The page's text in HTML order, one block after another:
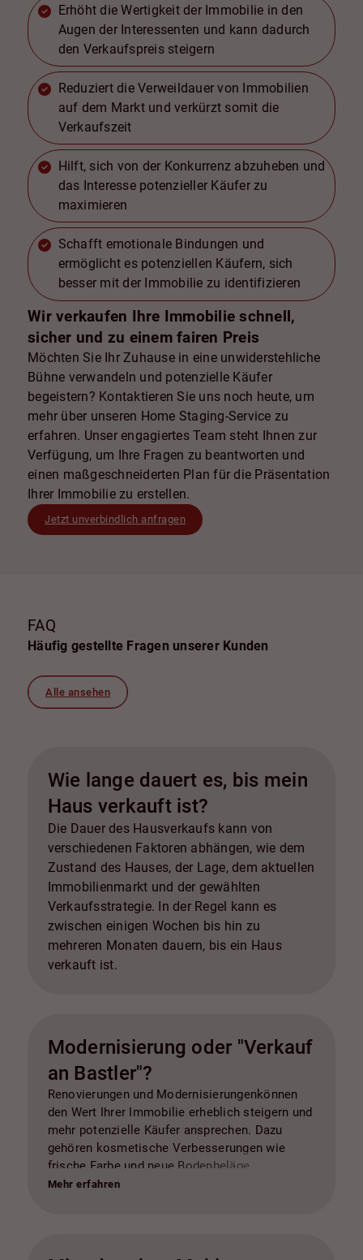
Erhöht die Wertigkeit der Immobilie in den
Augen der Interessenten und kann dadurch
den Verkaufspreis steigern
Reduziert die Verweildauer von Immobilien
auf dem Markt und verkürzt somit die
Verkaufszeit
Hilft, sich von der Konkurrenz abzuheben und
das Interesse potenzieller Käufer zu
maximieren
Schafft emotionale Bindungen und
ermöglicht es potenziellen Käufern, sich
besser mit der Immobilie zu identifizieren
Wir verkaufen Ihre Immobilie schnell,
sicher und zu einem fairen Preis
Möchten Sie Ihr Zuhause in eine unwiderstehliche
Bühne verwandeln und potenzielle Käufer
begeistern? Kontaktieren Sie uns noch heute, um
mehr über unseren Home Staging-Service zu
erfahren. Unser engagiertes Team steht Ihnen zur
Verfügung, um Ihre Fragen zu beantworten und
einen maßgeschneiderten Plan für die Präsentation
Ihrer Immobilie zu erstellen.
Jetzt unverbindlich anfragen
FAQ
Häufig gestellte Fragen unserer Kunden
Alle ansehen
Wie lange dauert es, bis mein
Haus verkauft ist?
Die Dauer des Hausverkaufs kann von
verschiedenen Faktoren abhängen, wie dem
Zustand des Hauses, der Lage, dem aktuellen
Immobilienmarkt und der gewählten
Verkaufsstrategie. In der Regel kann es
zwischen einigen Wochen bis hin zu
mehreren Monaten dauern, bis ein Haus
verkauft ist.
Modernisierung oder "Verkauf
an Bastler"?
Renovierungen und Modernisierungenkönnen
den Wert Ihrer Immobilie erheblich steigern und
mehr potenzielle Käufer ansprechen. Dazu
gehören kosmetische Verbesserungen wie
frische Farbe und neue Bodenbeläge,
Modernisierung von Küche und Badezimmer,
Staging und Inspektionen. In allen Fällen ist es
Mehr erfahren